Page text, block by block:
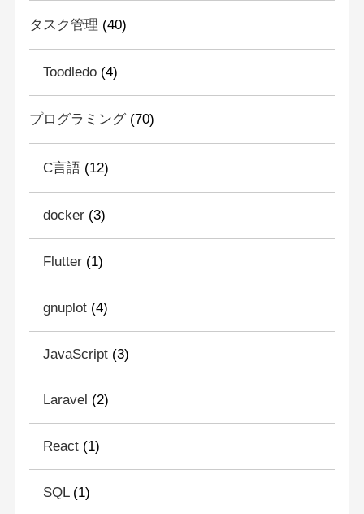
タスク管理 (40)
Toodledo(4)
プログラミング(70)
C言語(12)
docker(3)
Flutter(1)
gnuplot(4)
JavaScript(3)
Laravel (2)
React(1)
SQL(1)